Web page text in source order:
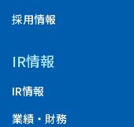
採用情報
IR情報
IR情報
業績・財務